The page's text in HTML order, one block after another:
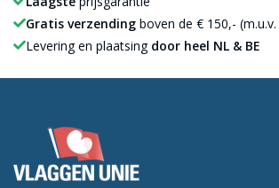
Gratis verzending boven de € 150,-
Levering en plaatsing door heel NL & BE